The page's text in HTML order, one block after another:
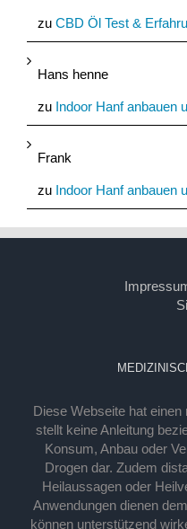
zu CBD Öl Test &
Hans henne
zu Indoor Hanf anbauen
Frank
zu Indoor Hanf anbauen
Diese Webseite hat
stellt keine Anleitung
Konsum, Anbau oder
Drogen dar. Zudem
Heilaussagen oder
Anwendungen dienen
können unterstützend